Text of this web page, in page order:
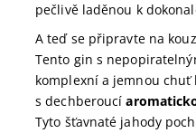
pečlivě laděnou k
A teď se připravte na
Tento gin s
komplexní a jemnou
s dechberoucí
Tyto šťavnaté jahody